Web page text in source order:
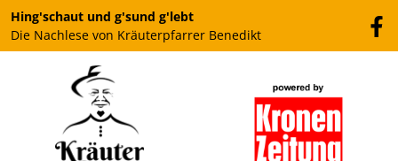
Hing'schaut und g'sund g'lebt
Die Nachlese von Kräuterpfarrer Benedikt